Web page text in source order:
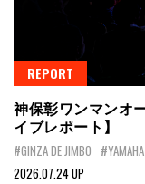
REPORT
神保彰ワンマンオ
イブレポート】
#GINZA DE JIMBO #YAMAHA
2026.07.24 UP